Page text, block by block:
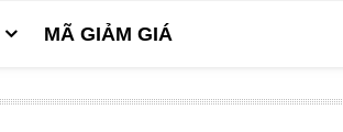
MÃ GIẢM GIÁ